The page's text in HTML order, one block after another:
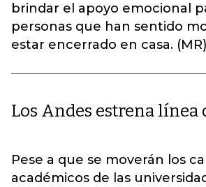
brindar el apoyo emocional
personas que han sentido
estar encerrado en casa. (MR)
Los Andes estrena línea
Pese a que se moverán los
académicos de las